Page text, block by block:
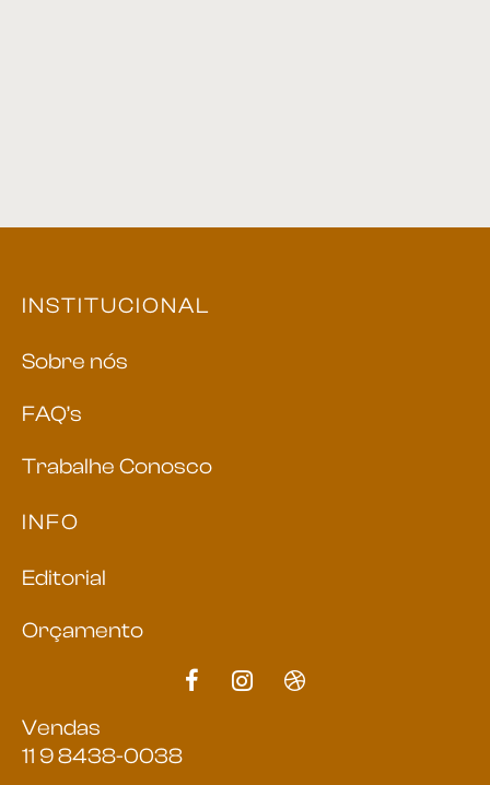
INSTITUCIONAL
Sobre nós
FAQ’s
Trabalhe Conosco
INFO
Editorial
Orçamento
Vendas
11 9 8438-0038